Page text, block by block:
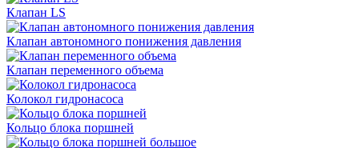
Клапан LS
Клапан автономного понижения давления
Клапан переменного объема
Колокол гидронасоса
Кольцо блока поршней